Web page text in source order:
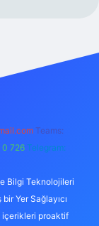
Teams:
0 726 Telegram:
Bilgi Teknolojileri
Yer Sağlayıcı
içerikleri proaktif